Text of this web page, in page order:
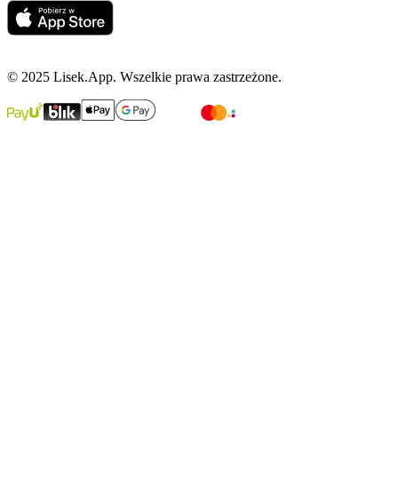
© 2025 Lisek.App. Wszelkie prawa zastrzeżone.